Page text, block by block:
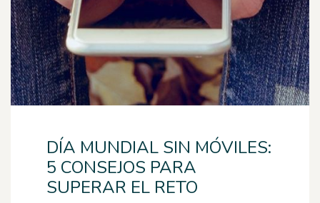
DÍA MUNDIAL SIN MÓVILES:
5 CONSEJOS PARA
SUPERAR EL RETO